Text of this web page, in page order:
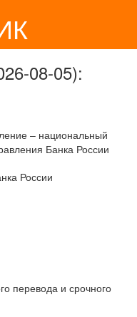
08-05):
– национальный
Банка России
России
перевода и срочного